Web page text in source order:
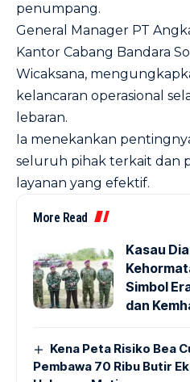
penumpang.
General Manager PT
Kantor Cabang Bandara
Wicaksana,
kelancaran operasional
lebaran.
Ia menekankan
seluruh pihak terkait dan
layanan yang efektif.
More Read
Kasau
Simbol
dan
Kena Peta Risiko Bea
Pembawa 70 Ribu Butir